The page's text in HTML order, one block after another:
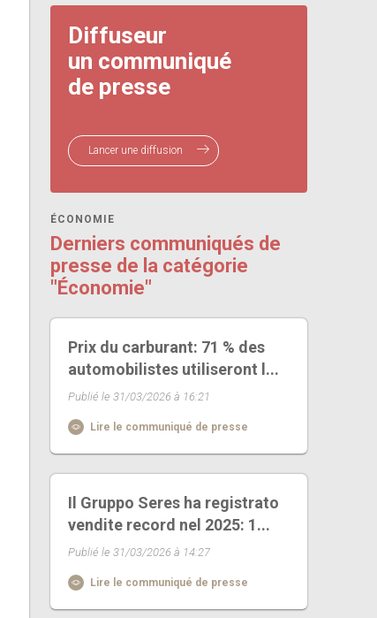
Diffuseur
un communiqué
de presse
Lancer une diffusion
ÉCONOMIE
Derniers communiqués de
presse de la catégorie
"Économie"
Prix du carburant: 71 % des
automobilistes utiliseront l...
Publié le 31/03/2026 à 16:21
Lire le communiqué de presse
Il Gruppo Seres ha registrato
vendite record nel 2025: 1...
Publié le 31/03/2026 à 14:27
Lire le communiqué de presse